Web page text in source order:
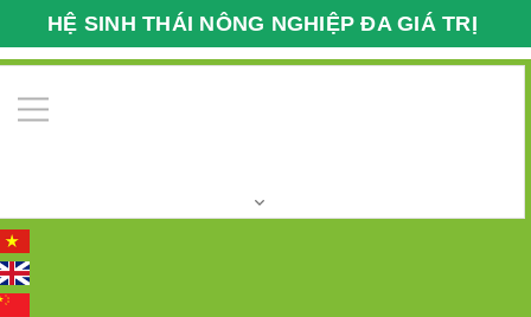
HỆ SINH THÁI NÔNG NGHIỆP ĐA GIÁ TRỊ
VFARMECO
Trang chủ
KITS - Set tắm trắng da toàn thân 5 in 1